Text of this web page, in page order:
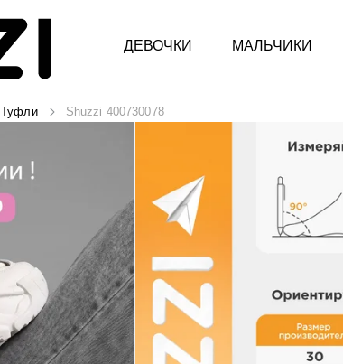
ДЕВОЧКИ МАЛЬЧИКИ
Туфли Shuzzi 400730078